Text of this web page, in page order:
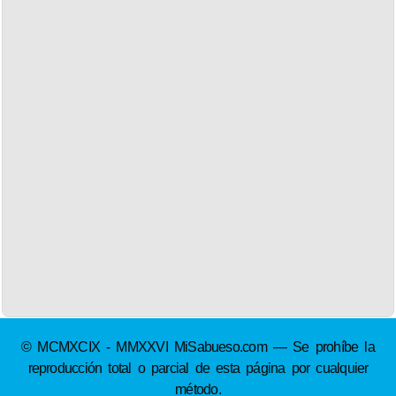
© MCMXCIX - MMXXVI MiSabueso.com — Se prohíbe la
reproducción total o parcial de esta página por cualquier
método.